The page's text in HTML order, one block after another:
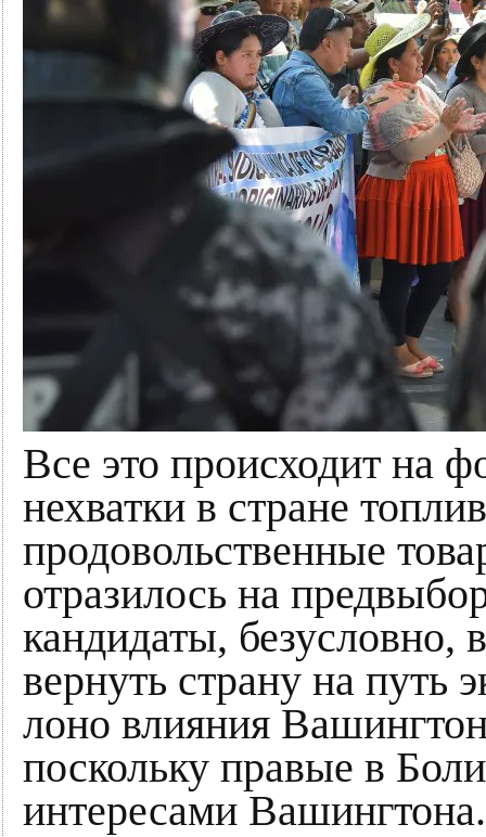
Все это происходит на
нехватки в стране
продовольственные
отразилось на
кандидаты, безусловно,
вернуть страну на путь
лоно влияния
поскольку правые в
интересами Вашингтона.